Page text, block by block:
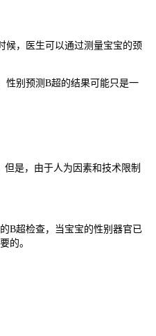
，医生可以通过测量宝宝的颈
别预测B超的结果可能只是一
是，由于人为因素和技术限制
B超检查，当宝宝的性别器官已
的。